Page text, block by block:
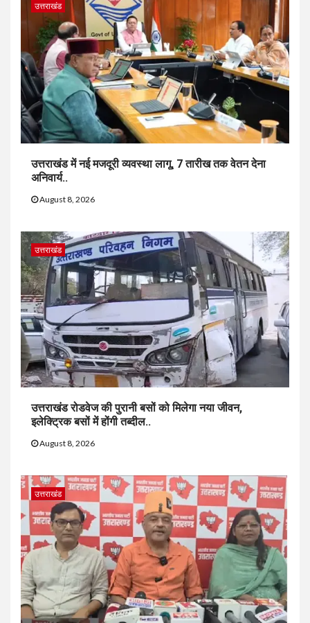
उत्तराखंड
उत्तराखंड में नई मजदूरी व्यवस्था लागू, 7 तारीख तक वेतन देना
अनिवार्य..
August 8, 2026
उत्तराखंड
उत्तराखंड रोडवेज की पुरानी बसों को मिलेगा नया जीवन,
इलेक्ट्रिक बसों में होंगी तब्दील..
August 8, 2026
उत्तराखंड